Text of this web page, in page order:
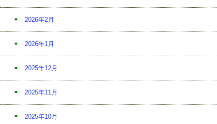
2026年2月
2026年1月
2025年12月
2025年11月
2025年10月